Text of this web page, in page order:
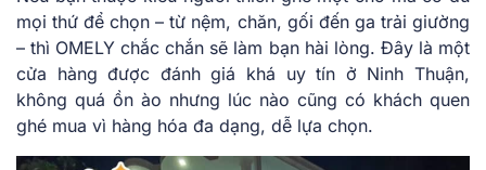
mọi thứ để chọn – từ nệm, chăn, gối đến ga trải giường
– thì OMELY chắc chắn sẽ làm bạn hài lòng. Đây là một
cửa hàng được đánh giá khá uy tín ở Ninh Thuận,
không quá ồn ào nhưng lúc nào cũng có khách quen
ghé mua vì hàng hóa đa dạng, dễ lựa chọn.